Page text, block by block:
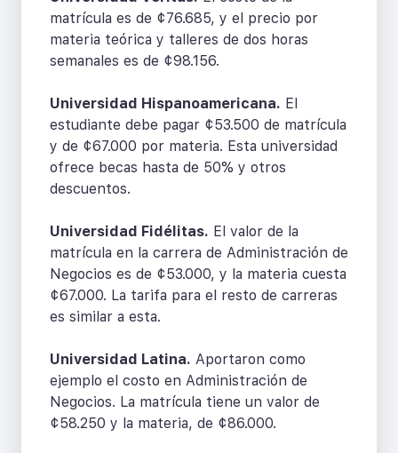
matrícula es de ¢76.685, y el precio por
materia teórica y talleres de dos horas
semanales es de ¢98.156.
Universidad Hispanoamericana. El
estudiante debe pagar ¢53.500 de matrícula
y de ¢67.000 por materia. Esta universidad
ofrece becas hasta de 50% y otros
descuentos.
Universidad Fidélitas. El valor de la
matrícula en la carrera de Administración de
Negocios es de ¢53.000, y la materia cuesta
¢67.000. La tarifa para el resto de carreras
es similar a esta.
Universidad Latina. Aportaron como
ejemplo el costo en Administración de
Negocios. La matrícula tiene un valor de
¢58.250 y la materia, de ¢86.000.